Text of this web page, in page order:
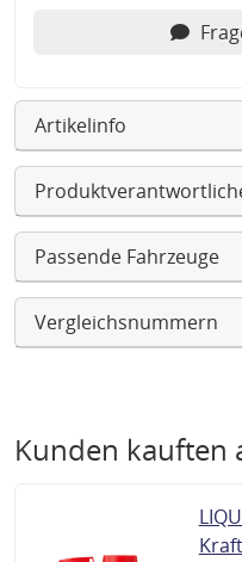
Artikelinfo
Passende Fahrzeuge
Vergleichsnummern
Kunden kauften